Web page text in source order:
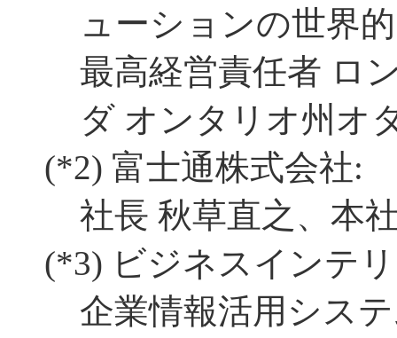
ューションの世界
最高経営責任者 ロ
ダ オンタリオ州オ
(*2) 富士通株式会社:
社長 秋草直之、本
(*3) ビジネスインテ
企業情報活用シス